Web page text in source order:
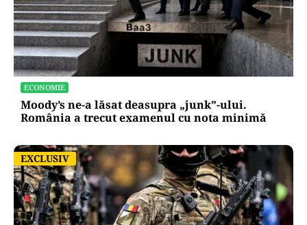
ECONOMIE
Moody’s ne-a lăsat deasupra „junk”-ului.
România a trecut examenul cu nota minimă
EXCLUSIV
EXCLUSIV